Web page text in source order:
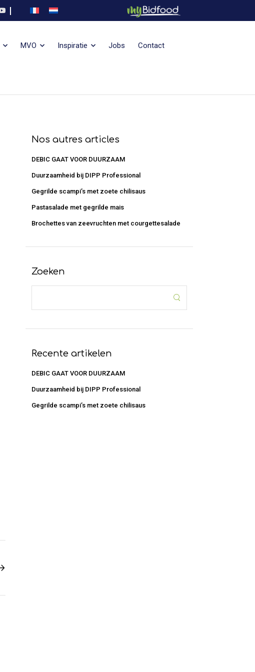
MVO Inspiratie Jobs Contact
Nos autres articles
DEBIC GAAT VOOR DUURZAAM
Duurzaamheid bij DIPP Professional
Gegrilde scampi’s met zoete chilisaus
Pastasalade met gegrilde mais
Brochettes van zeevruchten met courgettesalade
Zoeken
Recente artikelen
DEBIC GAAT VOOR DUURZAAM
Duurzaamheid bij DIPP Professional
Gegrilde scampi’s met zoete chilisaus